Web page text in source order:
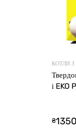
КОТЛИ
і EKO
₴